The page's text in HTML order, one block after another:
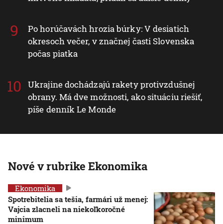
Po horúčavách hrozia búrky: V desiatich
okresoch večer, v značnej časti Slovenska
počas piatka
Ukrajine dochádzajú rakety protivzdušnej
obrany. Má dve možnosti, ako situáciu riešiť,
píše denník Le Monde
Nové v rubrike Ekonomika
Ekonomika
Spotrebitelia sa tešia, farmári už menej:
Vajcia zlacneli na niekoľkoročné
minimum